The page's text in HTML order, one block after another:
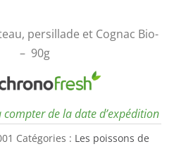
persillade et Cognac Bio-
– 90g
de la date d’expédition
Catégories : Les poissons de